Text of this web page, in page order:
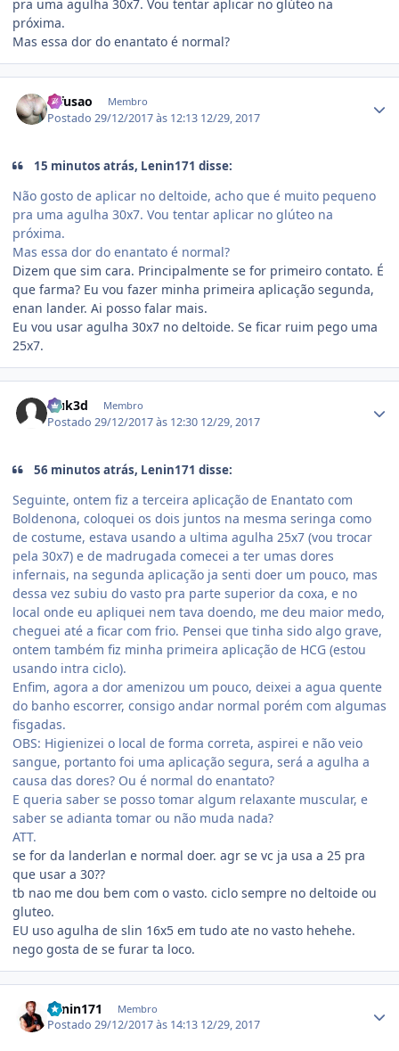
pra uma agulha 30x7. Vou tentar aplicar no glúteo na
próxima.
Mas essa dor do enantato é normal?
difusao Membro
Postado29/12/2017 às 12:13 12/29, 2017
15 minutos atrás, Lenin171 disse:
Não gosto de aplicar no deltoide, acho que é muito pequeno
pra uma agulha 30x7. Vou tentar aplicar no glúteo na
próxima.
Mas essa dor do enantato é normal?
Dizem que sim cara. Principalmente se for primeiro contato. É
que farma? Eu vou fazer minha primeira aplicação segunda,
enan lander. Ai posso falar mais.
Eu vou usar agulha 30x7 no deltoide. Se ficar ruim pego uma
25x7.
Nuk3d Membro
Postado29/12/2017 às 12:30 12/29, 2017
56 minutos atrás, Lenin171 disse:
Seguinte, ontem fiz a terceira aplicação de Enantato com
Boldenona, coloquei os dois juntos na mesma seringa como
de costume, estava usando a ultima agulha 25x7 (vou trocar
pela 30x7) e de madrugada comecei a ter umas dores
infernais, na segunda aplicação ja senti doer um pouco, mas
dessa vez subiu do vasto pra parte superior da coxa, e no
local onde eu apliquei nem tava doendo, me deu maior medo,
cheguei até a ficar com frio. Pensei que tinha sido algo grave,
ontem também fiz minha primeira aplicação de HCG (estou
usando intra ciclo).
Enfim, agora a dor amenizou um pouco, deixei a agua quente
do banho escorrer, consigo andar normal porém com algumas
fisgadas.
OBS: Higienizei o local de forma correta, aspirei e não veio
sangue, portanto foi uma aplicação segura, será a agulha a
causa das dores? Ou é normal do enantato?
E queria saber se posso tomar algum relaxante muscular, e
saber se adianta tomar ou não muda nada?
ATT.
se for da landerlan e normal doer. agr se vc ja usa a 25 pra
que usar a 30??
tb nao me dou bem com o vasto. ciclo sempre no deltoide ou
gluteo.
EU uso agulha de slin 16x5 em tudo ate no vasto hehehe.
nego gosta de se furar ta loco.
Lenin171 Membro
Postado29/12/2017 às 14:13 12/29, 2017